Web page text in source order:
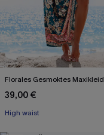
Florales Gesmoktes Maxikleid
39,00 €
High waist